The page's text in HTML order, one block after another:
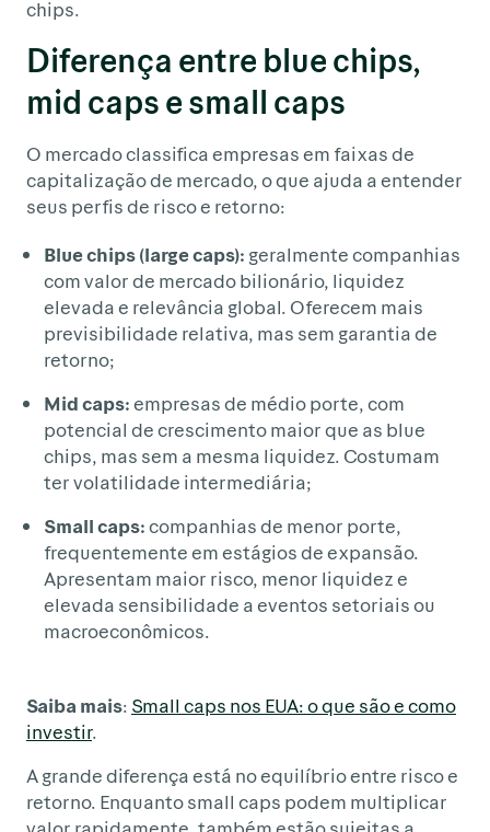
chips.
Diferença entre blue chips,
mid caps e small caps
O mercado classifica empresas em faixas de
capitalização de mercado, o que ajuda a entender
seus perfis de risco e retorno:
Blue chips (large caps): geralmente companhias
com valor de mercado bilionário, liquidez
elevada e relevância global. Oferecem mais
previsibilidade relativa, mas sem garantia de
retorno;
Mid caps:empresas de médio porte, com
potencial de crescimento maior que as blue
chips, mas sem a mesma liquidez. Costumam
ter volatilidade intermediária;
Small caps:companhias de menor porte,
frequentemente em estágios de expansão.
Apresentam maior risco, menor liquidez e
elevada sensibilidade a eventos setoriais ou
macroeconômicos.
Saiba mais: Small caps nos EUA: o que são e como
investir.
A grande diferença está no equilíbrio entre risco e
retorno. Enquanto small caps podem multiplicar